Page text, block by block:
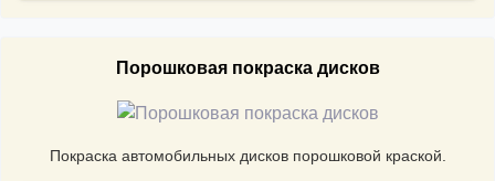
Порошковая покраска дисков
Покраска автомобильных дисков порошковой краской.